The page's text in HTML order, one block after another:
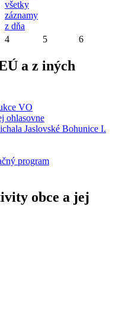
všetky
záznamy
z dňa
4 5 6
a z iných
obce a jej